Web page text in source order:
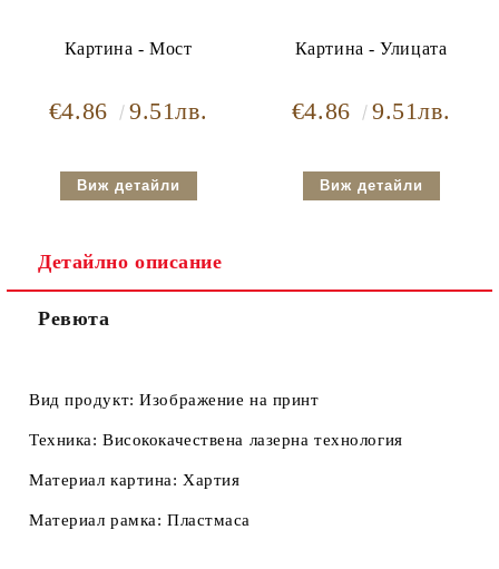
Картина - Мост
€4.86 9.51лв.
Виж детайли
Картина - Улицата
€4.86 9.51лв.
Виж детайли
Детайлно описание
Ревюта
Вид продукт:Изображение на принт
Техника:Висококачествена лазерна технология
Материал картина: Хартия
Материал рамка: Пластмаса